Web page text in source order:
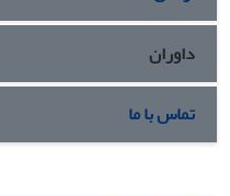
داوران
تماس با ما